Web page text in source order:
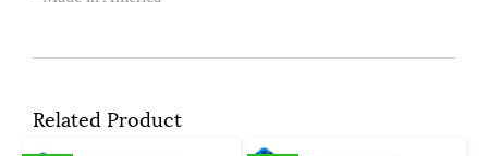
Related Product